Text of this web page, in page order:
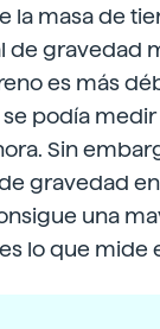
la masa de
de gravedad
es más
podía
Sin
gravedad
una
lo que mide